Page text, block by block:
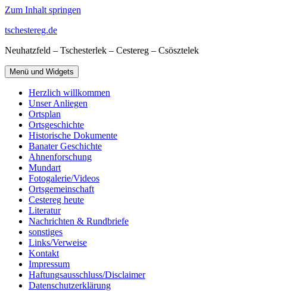
Zum Inhalt springen
tschestereg.de
Neuhatzfeld – Tschesterlek – Cestereg – Csösztelek
Menü und Widgets
Herzlich willkommen
Unser Anliegen
Ortsplan
Ortsgeschichte
Historische Dokumente
Banater Geschichte
Ahnenforschung
Mundart
Fotogalerie/Videos
Ortsgemeinschaft
Cestereg heute
Literatur
Nachrichten & Rundbriefe
sonstiges
Links/Verweise
Kontakt
Impressum
Haftungsausschluss/Disclaimer
Datenschutzerklärung